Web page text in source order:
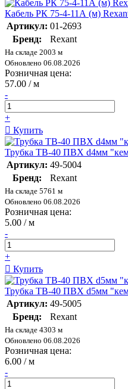
Кабель РК 75-4-11А (м)
Артикул: 01-2693
Бренд:
Rexant
На складе 2003 м
Обновлено 06.08.2026
Розничная цена:
57.00 / м
-
+
Купить
Трубка ТВ-40 ПВХ d4мм
Артикул: 49-5004
Бренд:
Rexant
На складе 5761 м
Обновлено 06.08.2026
Розничная цена:
5.00 / м
-
+
Купить
Трубка ТВ-40 ПВХ d5мм
Артикул: 49-5005
Бренд:
Rexant
На складе 4303 м
Обновлено 06.08.2026
Розничная цена:
6.00 / м
-